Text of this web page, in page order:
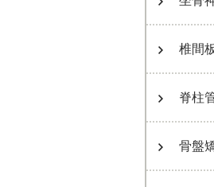
椎間
脊柱
骨盤